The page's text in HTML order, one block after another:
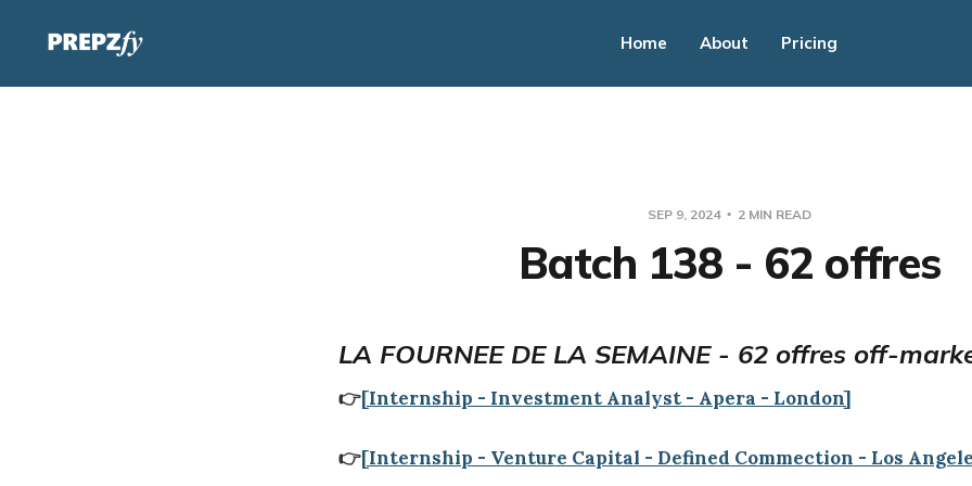
Home About Pricing
SEP 9, 2024 2 MIN READ
Batch 138 - 62 offres
LA FOURNEE DE LA SEMAINE - 62 offres off-
👉[Internship - Investment Analyst - Apera - London]
👉[Internship - Venture Capital - Defined Commection - Los